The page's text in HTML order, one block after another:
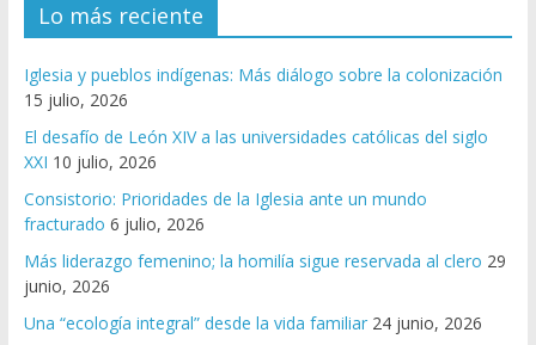
Lo más reciente
Iglesia y pueblos indígenas: Más diálogo sobre la colonización
15 julio, 2026
El desafío de León XIV a las universidades católicas del siglo
XXI 10 julio, 2026
Consistorio: Prioridades de la Iglesia ante un mundo
fracturado 6 julio, 2026
Más liderazgo femenino; la homilía sigue reservada al clero 29
junio, 2026
Una “ecología integral” desde la vida familiar 24 junio, 2026